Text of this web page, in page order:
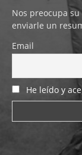
Nos preocupa
enviarle un
Email
He leído y